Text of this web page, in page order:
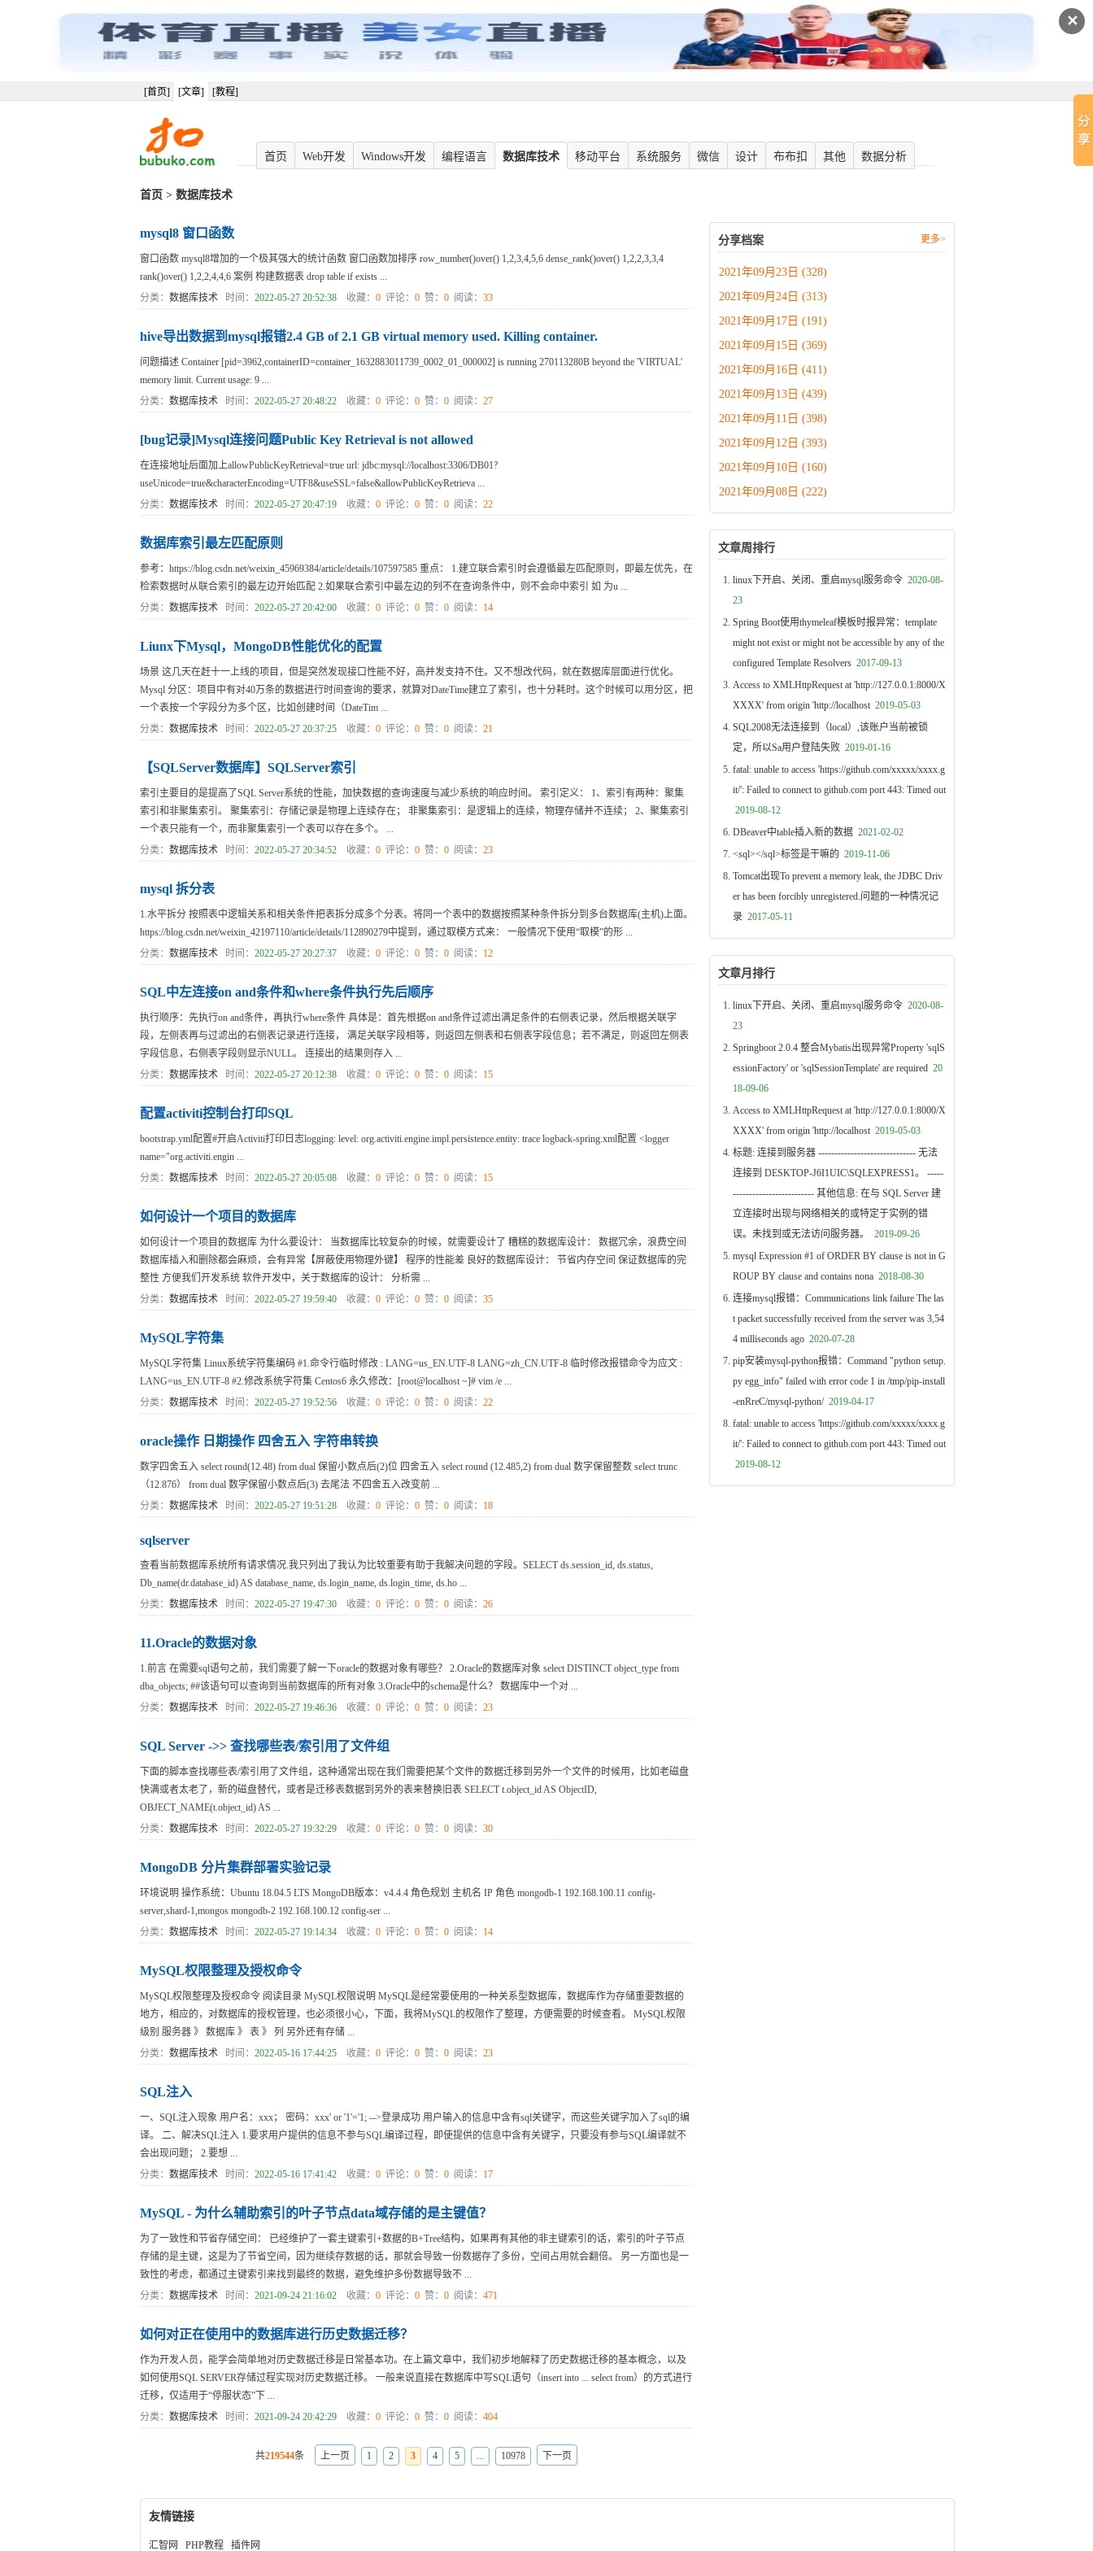
✕
[首页] [文章] [教程]
首页 Web开发 Windows开发 编程语言 数据库技术 移动平台 系统服务 微信 设计 布布扣 其他 数据分析
首页 > 数据库技术
mysql8 窗口函数
窗口函数 mysql8增加的一个极其强大的统计函数 窗口函数加排序 row_number()over() 1,2,3,4,5,6 dense_rank()over() 1,2,2,3,3,4
rank()over() 1,2,2,4,4,6 案例 构建数据表 drop table if exists ...
分类： 数据库技术 时间： 2022-05-27 20:52:38 收藏： 0 评论： 0 赞： 0 阅读： 33
hive导出数据到mysql报错2.4 GB of 2.1 GB virtual memory used. Killing container.
问题描述 Container [pid=3962,containerID=container_1632883011739_0002_01_000002] is running 270113280B beyond the 'VIRTUAL'
memory limit. Current usage: 9 ...
分类： 数据库技术 时间： 2022-05-27 20:48:22 收藏： 0 评论： 0 赞： 0 阅读： 27
[bug记录]Mysql连接问题Public Key Retrieval is not allowed
在连接地址后面加上allowPublicKeyRetrieval=true url: jdbc:mysql://localhost:3306/DB01?
useUnicode=true&characterEncoding=UTF8&useSSL=false&allowPublicKeyRetrieva ...
分类： 数据库技术 时间： 2022-05-27 20:47:19 收藏： 0 评论： 0 赞： 0 阅读： 22
数据库索引最左匹配原则
参考：https://blog.csdn.net/weixin_45969384/article/details/107597585 重点： 1.建立联合索引时会遵循最左匹配原则，即最左优先，在
检索数据时从联合索引的最左边开始匹配 2.如果联合索引中最左边的列不在查询条件中，则不会命中索引 如 为u ...
分类： 数据库技术 时间： 2022-05-27 20:42:00 收藏： 0 评论： 0 赞： 0 阅读： 14
Liunx下Mysql，MongoDB性能优化的配置
场景 这几天在赶十一上线的项目，但是突然发现接口性能不好，高并发支持不住。又不想改代码，就在数据库层面进行优化。
Mysql 分区：项目中有对40万条的数据进行时间查询的要求，就算对DateTime建立了索引，也十分耗时。这个时候可以用分区，把
一个表按一个字段分为多个区，比如创建时间（DateTim ...
分类： 数据库技术 时间： 2022-05-27 20:37:25 收藏： 0 评论： 0 赞： 0 阅读： 21
【SQLServer数据库】SQLServer索引
索引主要目的是提高了SQL Server系统的性能，加快数据的查询速度与减少系统的响应时间。 索引定义： 1、索引有两种：聚集
索引和非聚集索引。 聚集索引：存储记录是物理上连续存在； 非聚集索引：是逻辑上的连续，物理存储并不连续； 2、聚集索引
一个表只能有一个，而非聚集索引一个表可以存在多个。 ...
分类： 数据库技术 时间： 2022-05-27 20:34:52 收藏： 0 评论： 0 赞： 0 阅读： 23
mysql 拆分表
1.水平拆分 按照表中逻辑关系和相关条件把表拆分成多个分表。将同一个表中的数据按照某种条件拆分到多台数据库(主机)上面。
https://blog.csdn.net/weixin_42197110/article/details/112890279中提到，通过取模方式来： 一般情况下使用“取模”的形 ...
分类： 数据库技术 时间： 2022-05-27 20:27:37 收藏： 0 评论： 0 赞： 0 阅读： 12
SQL中左连接on and条件和where条件执行先后顺序
执行顺序：先执行on and条件，再执行where条件 具体是：首先根据on and条件过滤出满足条件的右侧表记录，然后根据关联字
段，左侧表再与过滤出的右侧表记录进行连接， 满足关联字段相等，则返回左侧表和右侧表字段信息；若不满足，则返回左侧表
字段信息，右侧表字段则显示NULL。 连接出的结果则存入 ...
分类： 数据库技术 时间： 2022-05-27 20:12:38 收藏： 0 评论： 0 赞： 0 阅读： 15
配置activiti控制台打印SQL
bootstrap.yml配置#开启Activiti打印日志logging: level: org.activiti.engine.impl.persistence.entity: trace logback-spring.xml配置 <logger
name="org.activiti.engin ...
分类： 数据库技术 时间： 2022-05-27 20:05:08 收藏： 0 评论： 0 赞： 0 阅读： 15
如何设计一个项目的数据库
如何设计一个项目的数据库 为什么要设计： 当数据库比较复杂的时候，就需要设计了 糟糕的数据库设计： 数据冗余，浪费空间
数据库插入和删除都会麻烦，会有异常【屏蔽使用物理外键】 程序的性能差 良好的数据库设计： 节省内存空间 保证数据库的完
整性 方便我们开发系统 软件开发中，关于数据库的设计： 分析需 ...
分类： 数据库技术 时间： 2022-05-27 19:59:40 收藏： 0 评论： 0 赞： 0 阅读： 35
MySQL字符集
MySQL字符集 Linux系统字符集编码 #1.命令行临时修改 : LANG=us_EN.UTF-8 LANG=zh_CN.UTF-8 临时修改报错命令为应文 :
LANG=us_EN.UTF-8 #2.修改系统字符集 Centos6 永久修改：[root@localhost ~]# vim /e ...
分类： 数据库技术 时间： 2022-05-27 19:52:56 收藏： 0 评论： 0 赞： 0 阅读： 22
oracle操作 日期操作 四舍五入 字符串转换
数字四舍五入 select round(12.48) from dual 保留小数点后(2)位 四舍五入 select round (12.485,2) from dual 数字保留整数 select trunc
（12.876） from dual 数字保留小数点后(3) 去尾法 不四舍五入改变前 ...
分类： 数据库技术 时间： 2022-05-27 19:51:28 收藏： 0 评论： 0 赞： 0 阅读： 18
sqlserver
查看当前数据库系统所有请求情况.我只列出了我认为比较重要有助于我解决问题的字段。SELECT ds.session_id, ds.status,
Db_name(dr.database_id) AS database_name, ds.login_name, ds.login_time, ds.ho ...
分类： 数据库技术 时间： 2022-05-27 19:47:30 收藏： 0 评论： 0 赞： 0 阅读： 26
11.Oracle的数据对象
1.前言 在需要sql语句之前，我们需要了解一下oracle的数据对象有哪些？ 2.Oracle的数据库对象 select DISTINCT object_type from
dba_objects; ##该语句可以查询到当前数据库的所有对象 3.Oracle中的schema是什么？ 数据库中一个对 ...
分类： 数据库技术 时间： 2022-05-27 19:46:36 收藏： 0 评论： 0 赞： 0 阅读： 23
SQL Server ->> 查找哪些表/索引用了文件组
下面的脚本查找哪些表/索引用了文件组，这种通常出现在我们需要把某个文件的数据迁移到另外一个文件的时候用，比如老磁盘
快满或者太老了，新的磁盘替代，或者是迁移表数据到另外的表来替换旧表 SELECT t.object_id AS ObjectID,
OBJECT_NAME(t.object_id) AS ...
分类： 数据库技术 时间： 2022-05-27 19:32:29 收藏： 0 评论： 0 赞： 0 阅读： 30
MongoDB 分片集群部署实验记录
环境说明 操作系统：Ubuntu 18.04.5 LTS MongoDB版本：v4.4.4 角色规划 主机名 IP 角色 mongodb-1 192.168.100.11 config-
server,shard-1,mongos mongodb-2 192.168.100.12 config-ser ...
分类： 数据库技术 时间： 2022-05-27 19:14:34 收藏： 0 评论： 0 赞： 0 阅读： 14
MySQL权限整理及授权命令
MySQL权限整理及授权命令 阅读目录 MySQL权限说明 MySQL是经常要使用的一种关系型数据库，数据库作为存储重要数据的
地方，相应的，对数据库的授权管理，也必须很小心，下面，我将MySQL的权限作了整理，方便需要的时候查看。 MySQL权限
级别 服务器 》 数据库 》 表 》 列 另外还有存储 ...
分类： 数据库技术 时间： 2022-05-16 17:44:25 收藏： 0 评论： 0 赞： 0 阅读： 23
SQL注入
一、SQL注入现象 用户名：xxx； 密码：xxx' or '1'='1; -->登录成功 用户输入的信息中含有sql关键字，而这些关键字加入了sql的编
译。 二、解决SQL注入 1.要求用户提供的信息不参与SQL编译过程，即使提供的信息中含有关键字，只要没有参与SQL编译就不
会出现问题； 2.要想 ...
分类： 数据库技术 时间： 2022-05-16 17:41:42 收藏： 0 评论： 0 赞： 0 阅读： 17
MySQL - 为什么辅助索引的叶子节点data域存储的是主键值？
为了一致性和节省存储空间： 已经维护了一套主键索引+数据的B+Tree结构，如果再有其他的非主键索引的话，索引的叶子节点
存储的是主键，这是为了节省空间，因为继续存数据的话，那就会导致一份数据存了多份，空间占用就会翻倍。 另一方面也是一
致性的考虑，都通过主键索引来找到最终的数据，避免维护多份数据导致不 ...
分类： 数据库技术 时间： 2021-09-24 21:16:02 收藏： 0 评论： 0 赞： 0 阅读： 471
如何对正在使用中的数据库进行历史数据迁移？
作为开发人员，能学会简单地对历史数据迁移是日常基本功。在上篇文章中，我们初步地解释了历史数据迁移的基本概念，以及
如何使用SQL SERVER存储过程实现对历史数据迁移。 一般来说直接在数据库中写SQL语句（insert into ... select from）的方式进行
迁移，仅适用于“停服状态”下 ...
分类： 数据库技术 时间： 2021-09-24 20:42:29 收藏： 0 评论： 0 赞： 0 阅读： 404
共219544条 上一页 1 2 3 4 5 ... 10978 下一页
分享档案 更多>
2021年09月23日 (328)
2021年09月24日 (313)
2021年09月17日 (191)
2021年09月15日 (369)
2021年09月16日 (411)
2021年09月13日 (439)
2021年09月11日 (398)
2021年09月12日 (393)
2021年09月10日 (160)
2021年09月08日 (222)
文章周排行
linux下开启、关闭、重启mysql服务命令 2020-08-
23
Spring Boot使用thymeleaf模板时报异常：template
might not exist or might not be accessible by any of the
configured Template Resolvers 2017-09-13
Access to XMLHttpRequest at 'http://127.0.0.1:8000/X
XXXX' from origin 'http://localhost 2019-05-03
SQL2008无法连接到（local）,该账户当前被锁
定，所以Sa用户登陆失败 2019-01-16
fatal: unable to access 'https://github.com/xxxxx/xxxx.g
it/': Failed to connect to github.com port 443: Timed out
2019-08-12
DBeaver中table插入新的数据 2021-02-02
<sql></sql>标签是干嘛的 2019-11-06
Tomcat出现To prevent a memory leak, the JDBC Driv
er has been forcibly unregistered.问题的一种情况记
录 2017-05-11
文章月排行
linux下开启、关闭、重启mysql服务命令 2020-08-
23
Springboot 2.0.4 整合Mybatis出现异常Property 'sqlS
essionFactory' or 'sqlSessionTemplate' are required 20
18-09-06
Access to XMLHttpRequest at 'http://127.0.0.1:8000/X
XXXX' from origin 'http://localhost 2019-05-03
标题: 连接到服务器 ------------------------------ 无法
连接到 DESKTOP-J6I1UIC\SQLEXPRESS1。 -----
------------------------- 其他信息: 在与 SQL Server 建
立连接时出现与网络相关的或特定于实例的错
误。未找到或无法访问服务器。 2019-09-26
mysql Expression #1 of ORDER BY clause is not in G
ROUP BY clause and contains nona 2018-08-30
连接mysql报错：Communications link failure The las
t packet successfully received from the server was 3,54
4 milliseconds ago 2020-07-28
pip安装mysql-python报错：Command "python setup.
py egg_info" failed with error code 1 in /tmp/pip-install
-enRreC/mysql-python/ 2019-04-17
fatal: unable to access 'https://github.com/xxxxx/xxxx.g
it/': Failed to connect to github.com port 443: Timed out
2019-08-12
友情链接
汇智网 PHP教程 插件网